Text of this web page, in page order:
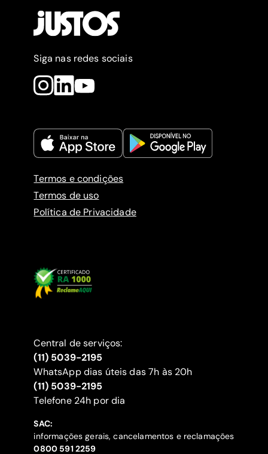
Siga nas redes sociais
Termos e condições
Termos de uso
Política de Privacidade
Central de serviços:
(11) 5039-2195
WhatsApp dias úteis das 7h às 20h
(11) 5039-2195
‍Telefone 24h por dia
SAC:
informações gerais, cancelamentos e reclamações
‍0800 591 2259